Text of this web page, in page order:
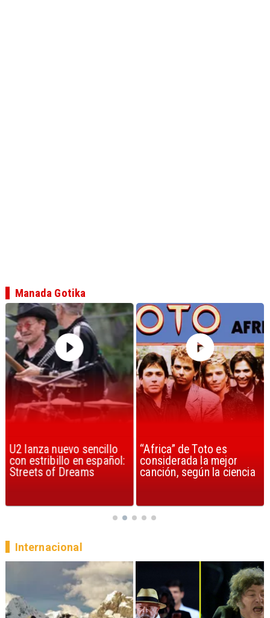
U2 lanza nuevo sencillo
con estribillo en español:
Streets of Dreams
“Africa” de Toto es
considerada la mejor
canción, según la ciencia
Manada Gotika
Internacional